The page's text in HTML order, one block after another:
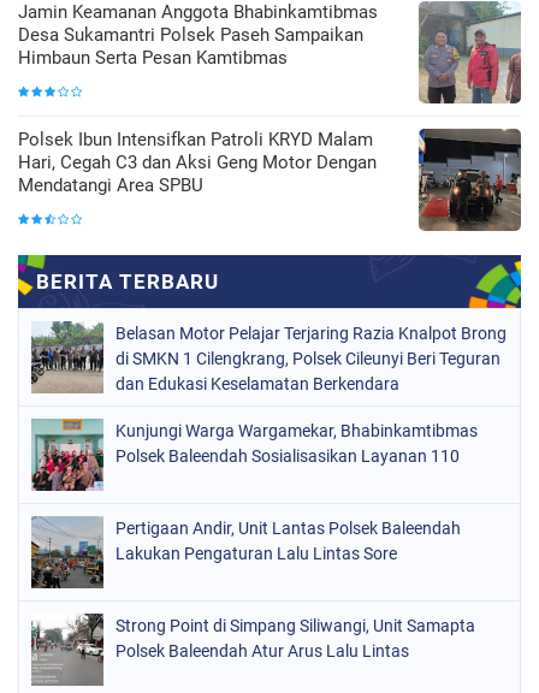
Jamin Keamanan Anggota Bhabinkamtibmas
Desa Sukamantri Polsek Paseh Sampaikan
Himbaun Serta Pesan Kamtibmas
Polsek Ibun Intensifkan Patroli KRYD Malam
Hari, Cegah C3 dan Aksi Geng Motor Dengan
Mendatangi Area SPBU
Belasan Motor Pelajar Terjaring Razia Knalpot Brong
di SMKN 1 Cilengkrang, Polsek Cileunyi Beri Teguran
dan Edukasi Keselamatan Berkendara
Kunjungi Warga Wargamekar, Bhabinkamtibmas
Polsek Baleendah Sosialisasikan Layanan 110
Pertigaan Andir, Unit Lantas Polsek Baleendah
Lakukan Pengaturan Lalu Lintas Sore
Strong Point di Simpang Siliwangi, Unit Samapta
Polsek Baleendah Atur Arus Lalu Lintas